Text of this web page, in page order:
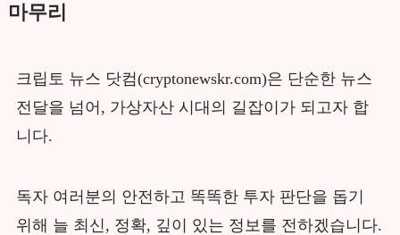
마무리
크립토 뉴스 닷컴(cryptonewskr.com)은 단순한 뉴스
전달을 넘어, 가상자산 시대의 길잡이가 되고자 합
니다.
독자 여러분의 안전하고 똑똑한 투자 판단을 돕기
위해 늘 최신, 정확, 깊이 있는 정보를 전하겠습니다.